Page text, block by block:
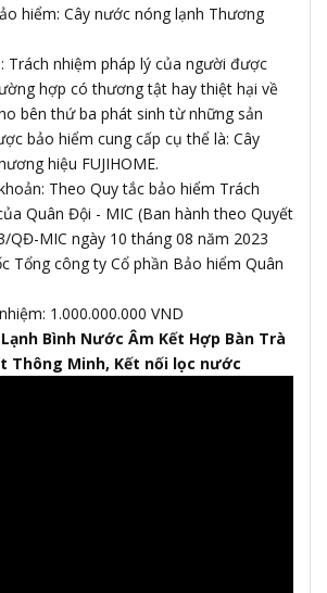
hiểm: Cây nước nóng lạnh Thương
Trách nhiệm pháp lý của người được
hợp có thương tật hay thiệt hại về
bên thứ ba phát sinh từ những sản
bảo hiểm cung cấp cụ thể là: Cây
hiệu FUJIHOME.
Theo Quy tắc bảo hiểm Trách
Quân Đội - MIC (Ban hành theo Quyết
QĐ-MIC ngày 10 tháng 08 năm 2023
Tổng công ty Cổ phần Bảo hiểm Quân
1.000.000.000 VND
Bình Nước Âm Kết Hợp Bàn Trà
Thông Minh, Kết nối lọc nước